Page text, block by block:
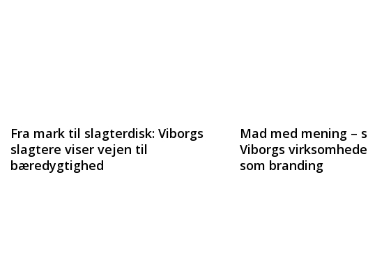
Fra mark til slagterdisk: Viborgs
slagtere viser vejen til
bæredygtighed
Mad med mening –
Viborgs
som branding